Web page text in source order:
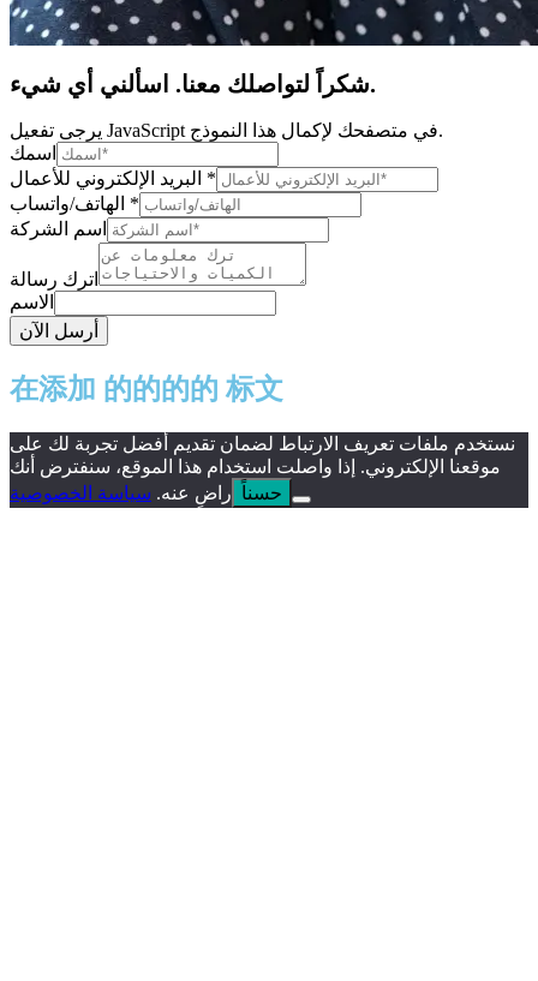
شكراً لتواصلك معنا. اسألني أي شيء.
يرجى تفعيل JavaScript في متصفحك لإكمال هذا النموذج.
اسمك
*
*
اسم الشركة
اترك رسالة
الاسم
أرسل الآن
在添加 的的的的 标文
نستخدم ملفات تعريف الارتباط لضمان تقديم أفضل تجربة لك على
موقعنا الإلكتروني. إذا واصلت استخدام هذا الموقع، سنفترض أنك
راضٍ عنه. سياسة الخصوصية حسناً